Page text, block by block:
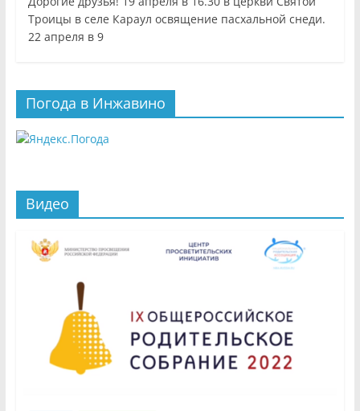
Троицы в селе Караул освящение пасхальной снеди.
22 апреля в 9
Погода в Инжавино
Видео